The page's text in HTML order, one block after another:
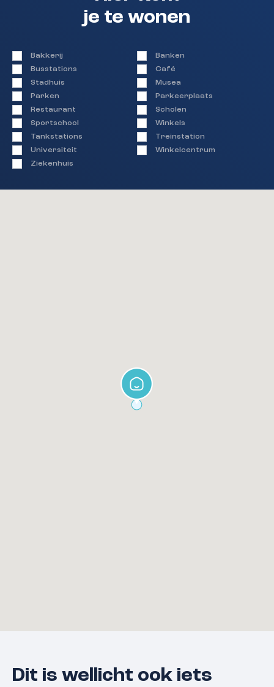
je te wonen
Bakkerij
Banken
Busstations
Café
Stadhuis
Musea
Parken
Parkeerplaats
Restaurant
Scholen
Sportschool
Winkels
Tankstations
Treinstation
Universiteit
Winkelcentrum
Ziekenhuis
Dit is wellicht ook iets